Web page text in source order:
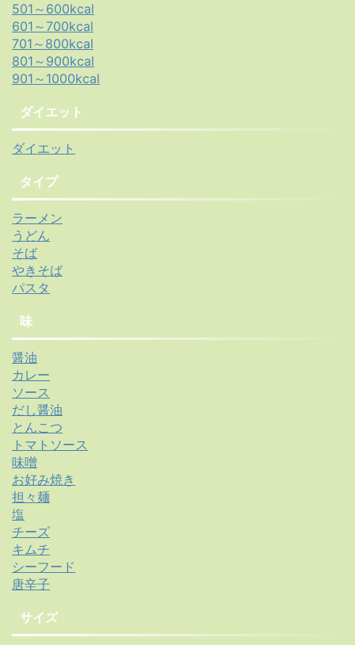
501～600kcal
601～700kcal
701～800kcal
801～900kcal
901～1000kcal
ダイエット
ダイエット
タイプ
ラーメン
うどん
そば
やきそば
パスタ
味
醤油
カレー
ソース
だし醤油
とんこつ
トマトソース
味噌
お好み焼き
担々麺
塩
チーズ
キムチ
シーフード
唐辛子
サイズ